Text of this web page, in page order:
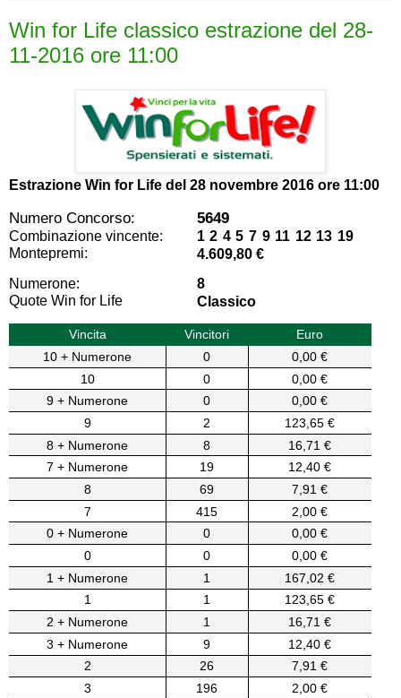
Win for Life classico estrazione del 28-
11-2016 ore 11:00
Estrazione Win for Life del 28 novembre 2016 ore 11:00
Numero Concorso: 5649
Combinazione vincente:
1 2 4 5 7 9 11 12 13 19
Montepremi:
4.609,80 €
Numerone:
8
Quote Win for Life
Classico
Vincita Vincitori
Euro
10 + Numerone
0
0,00 €
10
0
0,00 €
9 + Numerone
0
0,00 €
9
2
123,65 €
8 + Numerone
8
16,71 €
7 + Numerone
19
12,40 €
8
69
7,91 €
7
415
2,00 €
0 + Numerone
0
0,00 €
0
0
0,00 €
1 + Numerone
1
167,02 €
1
1
123,65 €
2 + Numerone
1
16,71 €
3 + Numerone
9
12,40 €
2
26
7,91 €
3
196 2,00 €